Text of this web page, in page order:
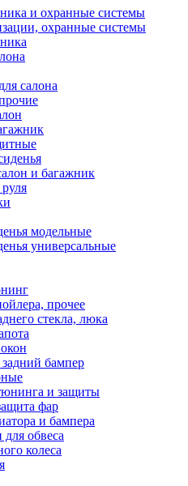
и охранные системы
охранные системы
салона
и багажник
модельные
универсальные
прочее
стекла, люка
бампер
и защиты
фар
и бампера
обвеса
колеса